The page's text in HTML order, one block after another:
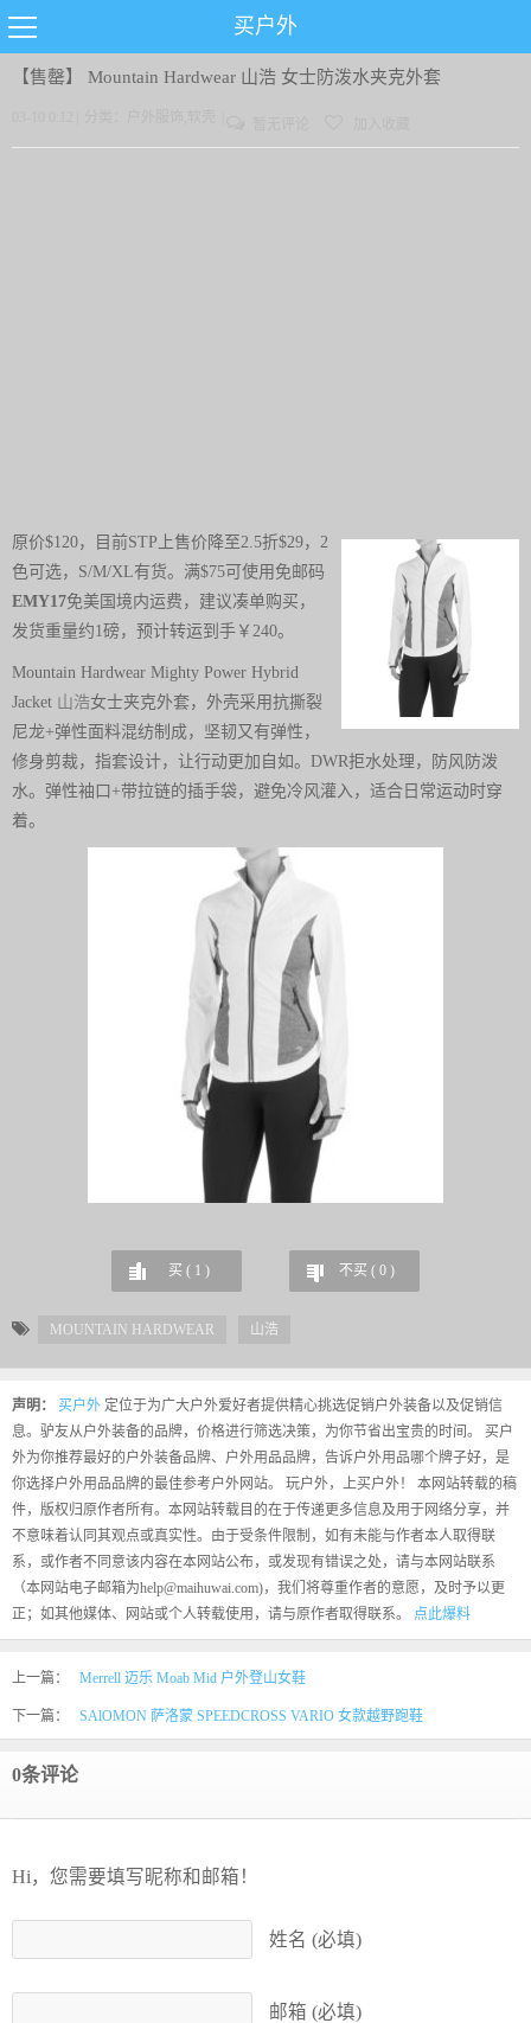
买户外
【售罄】 Mountain Hardwear 山浩 女士防泼水夹克外套
原价$120，目前STP上售价降至2.5折$29，2
色可选，S/M/XL有货。满$75可使用免邮码
EMY17免美国境内运费，建议凑单购买，
发货重量约1磅，预计转运到手￥240。
Mountain Hardwear Mighty Power Hybrid
Jacket 山浩女士夹克外套，外壳采用抗撕裂
尼龙+弹性面料混纺制成，坚韧又有弹性，
修身剪裁，指套设计，让行动更加自如。DWR拒水处理，防风防泼
水。弹性袖口+带拉链的插手袋，避免冷风灌入，适合日常运动时穿
着。
买 ( 1 ) 不买 ( 0)
MOUNTAIN HARDWEAR 山浩
声明： 买户外 定位于为广大户外爱好者提供精心挑选促销户外装备以及促销信
息。驴友从户外装备的品牌，价格进行筛选决策，为你节省出宝贵的时间。 买户
外为你推荐最好的户外装备品牌、户外用品品牌，告诉户外用品哪个牌子好，是
你选择户外用品品牌的最佳参考户外网站。 玩户外，上买户外！ 本网站转载的稿
件，版权归原作者所有。本网站转载目的在于传递更多信息及用于网络分享，并
不意味着认同其观点或真实性。由于受条件限制，如有未能与作者本人取得联
系，或作者不同意该内容在本网站公布，或发现有错误之处，请与本网站联系
（本网站电子邮箱为help@maihuwai.com)，我们将尊重作者的意愿，及时予以更
正；如其他媒体、网站或个人转载使用，请与原作者取得联系。 点此爆料
上一篇： Merrell 迈乐 Moab Mid 户外登山女鞋
下一篇： SAlOMON 萨洛蒙 SPEEDCROSS VARIO 女款越野跑鞋
0条评论
Hi，您需要填写昵称和邮箱！
姓名 (必填)
邮箱 (必填)